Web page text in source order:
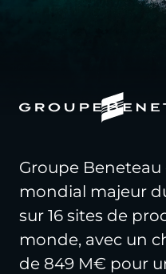
Groupe
mondial majeur
sur 16 sites de
monde, avec un
de 849 M€ pour